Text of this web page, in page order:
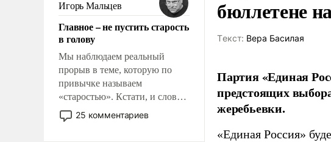
продемонстрировать, что
Украина вступила в
вооруженное противостояние
с Ираном.
Игорь Мальцев
Главное – не пустить старость
в голову
Мы наблюдаем реальный
прорыв в теме, которую по
привычке называем
«старостью». Кстати, и слово-
то это уже стараются не
использовать – так же, как
25 комментариев
бюллетене
Tекст: Вера Басилая
Партия «Единая
предстоящих
жеребьевки.
«Единая Россия»